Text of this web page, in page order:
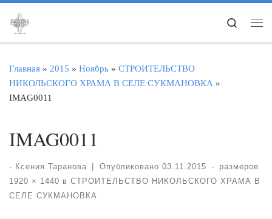
Перейти к содержимому
Search
Главная » 2015 » Ноябрь » СТРОИТЕЛЬСТВО
НИКОЛЬСКОГО ХРАМА В СЕЛЕ СУКМАНОВКА »
IMAG0011
IMAG0011
- Ксения Таранова Опубликовано 03.11.2015 -
размеров
1920 × 1440 в СТРОИТЕЛЬСТВО НИКОЛЬСКОГО ХРАМА В
СЕЛЕ СУКМАНОВКА